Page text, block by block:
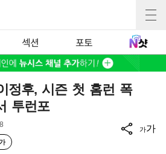
섹션 포토
정후, 시즌 첫 홈런 폭
투런포
가가